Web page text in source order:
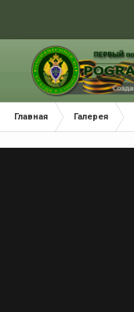
Главная Галерея